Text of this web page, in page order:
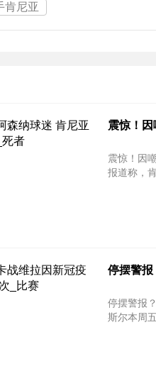
肯尼亚
震惊！
震惊！因嘲讽阿森
报道称，
停摆警报
停摆警报？纽卡
斯尔本周